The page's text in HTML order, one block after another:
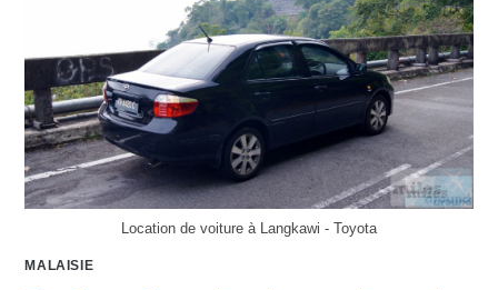
Location de voiture à Langkawi - Toyota
MALAISIE